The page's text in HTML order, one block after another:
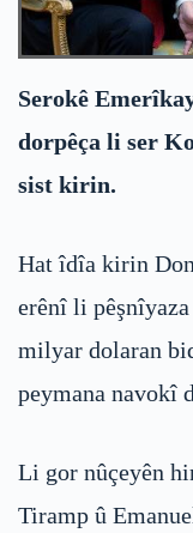
Serokê
dorpêça li ser
sist kirin.
Hat îdîa kirin
erênî li
milyar dolaran
peymana navokî
Li gor nûçeyên
Tiramp û